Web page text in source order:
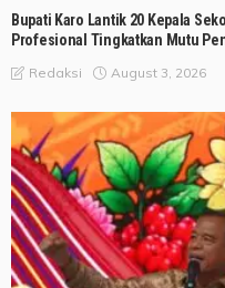
Bupati Karo Lantik 20 Kepala
Profesional Tingkatkan Mutu
Redaksi August 3, 2026